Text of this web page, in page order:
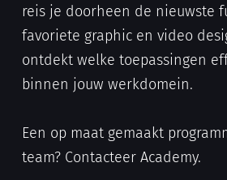
reis je doorheen de nieuwste
favoriete graphic en video
ontdekt welke toepassingen
binnen jouw werkdomein.
Een op maat gemaakt
team? Contacteer Academy.